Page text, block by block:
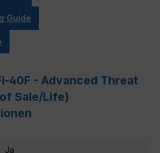
Guide
40F - Advanced Threat
Sale/Life)
Ja